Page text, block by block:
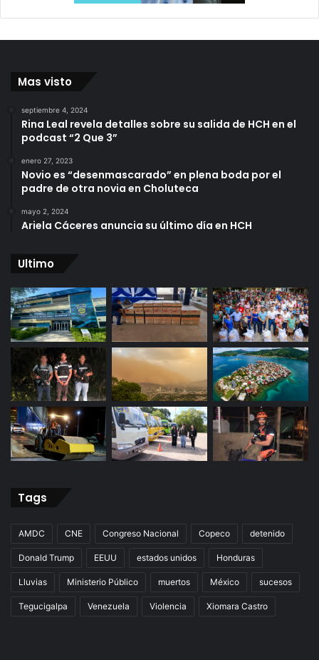
Mas visto
septiembre 4, 2024
Rina Leal revela detalles sobre su salida de HCH en el
podcast “2 Que 3”
enero 27, 2023
Novio es “desenmascarado” en plena boda por el
padre de otra novia en Choluteca
mayo 2, 2024
Ariela Cáceres anuncia su último día en HCH
Ultimo
Tags
AMDC CNE Congreso Nacional Copeco detenido
Donald Trump EEUU estados unidos Honduras
Lluvias Ministerio Público muertos México sucesos
Tegucigalpa Venezuela Violencia Xiomara Castro